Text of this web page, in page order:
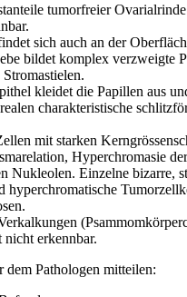
tumorfreier
sich auch an der
bildet komplex verzweigte
kleidet die Papillen aus
charakteristische
mit starken
Hyperchromasie
Nukleolen. Einzelne bizarre,
hyperchromatische
nicht erkennbar.
Pathologen mitteilen: